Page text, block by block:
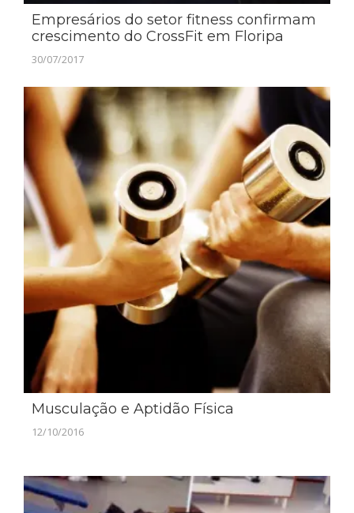
Empresários do setor fitness confirmam
crescimento do CrossFit em Floripa
30/07/2017
Musculação e Aptidão Física
12/10/2016